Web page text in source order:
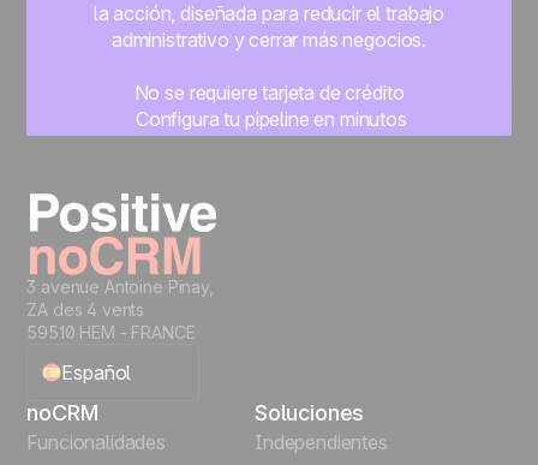
la acción, diseñada para reducir el trabajo
administrativo y cerrar más negocios.
No se requiere tarjeta de crédito
Configura tu pipeline en minutos
3 avenue Antoine Pinay,
ZA des 4 vents
59510 HEM - FRANCE
Español
English
noCRM
Funcionalidades
Soluciones
Independientes